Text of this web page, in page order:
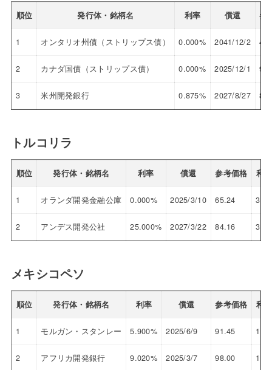
順位 発行体・銘柄名 利率 償還 参
1 オンタリオ州債（ストリップス債） 0.000% 2041/12/2
2 カナダ国債（ストリップス債） 0.000% 2025/12/1
3 米州開発銀行 0.875% 2027/8/27
トルコリラ
順位 発行体・銘柄名 利率 償還 参考価格 利
1 オランダ開発金融公庫 0.000% 2025/3/10 65.24
2 アンデス開発公社 25.000% 2027/3/22 84.16
メキシコペソ
順位 発行体・銘柄名 利率 償還 参考価格 利
1 モルガン・スタンレー 5.900% 2025/6/9 91.45
2 アフリカ開発銀行 9.020% 2025/3/7 98.00